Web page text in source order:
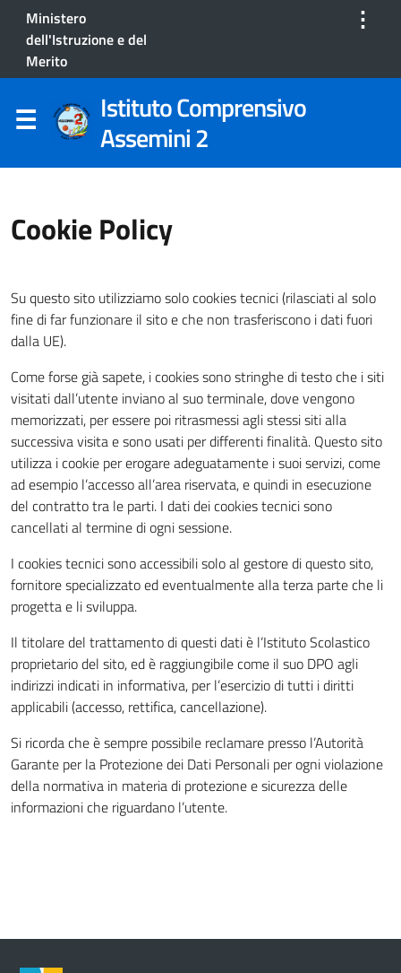
Ministero
dell'Istruzione e del
Merito
⋮
Istituto Comprensivo
Assemini 2
Cookie Policy
Su questo sito utilizziamo solo cookies tecnici (rilasciati al solo
fine di far funzionare il sito e che non trasferiscono i dati fuori
dalla UE).
Come forse già sapete, i cookies sono stringhe di testo che i siti
visitati dall’utente inviano al suo terminale, dove vengono
memorizzati, per essere poi ritrasmessi agli stessi siti alla
successiva visita e sono usati per differenti finalità. Questo sito
utilizza i cookie per erogare adeguatamente i suoi servizi, come
ad esempio l’accesso all’area riservata, e quindi in esecuzione
del contratto tra le parti. I dati dei cookies tecnici sono
cancellati al termine di ogni sessione.
I cookies tecnici sono accessibili solo al gestore di questo sito,
fornitore specializzato ed eventualmente alla terza parte che li
progetta e li sviluppa.
Il titolare del trattamento di questi dati è l’Istituto Scolastico
proprietario del sito, ed è raggiungibile come il suo DPO agli
indirizzi indicati in informativa, per l’esercizio di tutti i diritti
applicabili (accesso, rettifica, cancellazione).
Si ricorda che è sempre possibile reclamare presso l’Autorità
Garante per la Protezione dei Dati Personali per ogni violazione
della normativa in materia di protezione e sicurezza delle
informazioni che riguardano l’utente.